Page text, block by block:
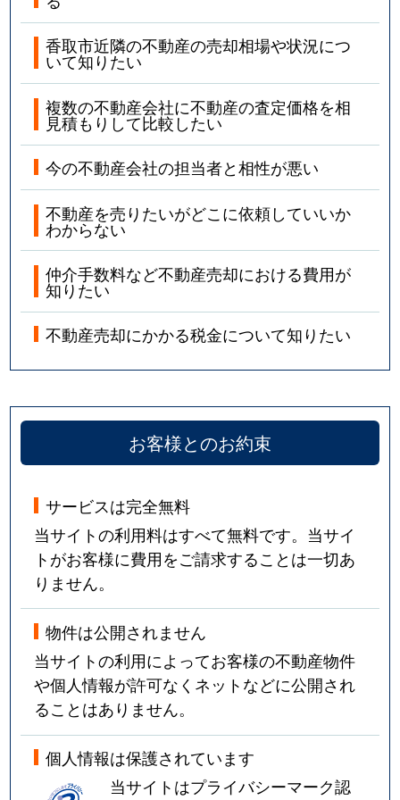
香取市近隣の不動産の売却相場や状況につ
いて知りたい
複数の不動産会社に不動産の査定価格を相
見積もりして比較したい
今の不動産会社の担当者と相性が悪い
不動産を売りたいがどこに依頼していいか
わからない
仲介手数料など不動産売却における費用が
知りたい
不動産売却にかかる税金について知りたい
お客様とのお約束
サービスは完全無料
当サイトの利用料はすべて無料です。当サイ
トがお客様に費用をご請求することは一切あ
りません。
物件は公開されません
当サイトの利用によってお客様の不動産物件
や個人情報が許可なくネットなどに公開され
ることはありません。
個人情報は保護されています
当サイトはプライバシーマーク認